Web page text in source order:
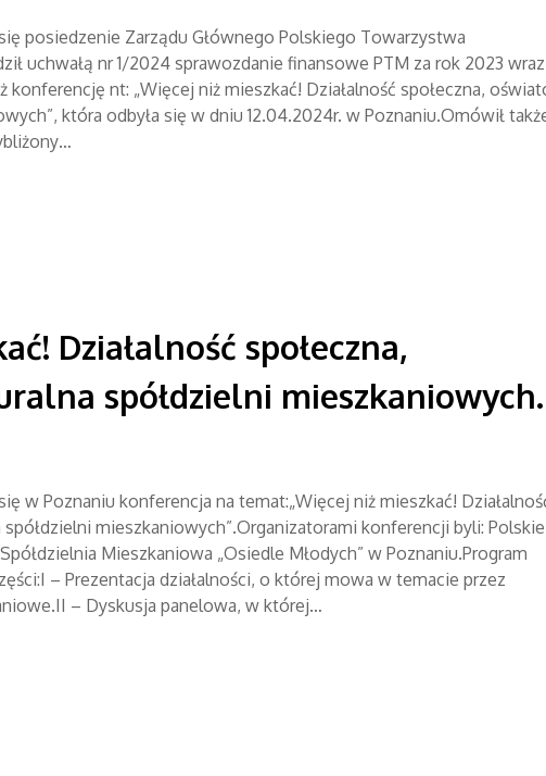
posiedzenie Zarządu Głównego Polskiego Towarzystwa
uchwałą nr 1/2024 sprawozdanie finansowe PTM za rok 2023
nt: „Więcej niż mieszkać! Działalność społeczna,
która odbyła się w dniu 12.04.2024r. w Poznaniu.Omówił
Działalność społeczna,
spółdzielni mieszkaniowych.
w Poznaniu konferencja na temat:„Więcej niż mieszkać!
mieszkaniowych”.Organizatorami konferencji byli: Polskie
Mieszkaniowa „Osiedle Młodych” w Poznaniu.Program
– Prezentacja działalności, o której mowa w temacie przez
– Dyskusja panelowa, w której…